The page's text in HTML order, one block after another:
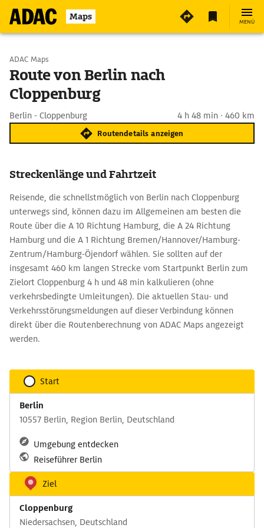
Maps MENÜ
Start wählen
Ziel eingeben
ADAC Maps
Route von Berlin nach
Cloppenburg
Berlin - Cloppenburg 4 h 48 min · 460 km
Routendetails anzeigen
Streckenlänge und Fahrtzeit
Reisende, die schnellstmöglich von Berlin nach Cloppenburg
unterwegs sind, können dazu im Allgemeinen am besten die
Route über die A 10 Richtung Hamburg, die A 24 Richtung
Hamburg und die A 1 Richtung Bremen/Hannover/Hamburg-
Zentrum/Hamburg-Öjendorf wählen. Sie sollten auf der
insgesamt 460 km langen Strecke vom Startpunkt Berlin zum
Zielort Cloppenburg 4 h und 48 min kalkulieren (ohne
verkehrsbedingte Umleitungen). Die aktuellen Stau- und
Verkehrsstörungsmeldungen auf dieser Verbindung können
direkt über die Routenberechnung von ADAC Maps angezeigt
werden.
Start
Berlin
10557 Berlin, Region Berlin, Deutschland
Umgebung entdecken
Reiseführer Berlin
Ziel
Cloppenburg
Niedersachsen, Deutschland